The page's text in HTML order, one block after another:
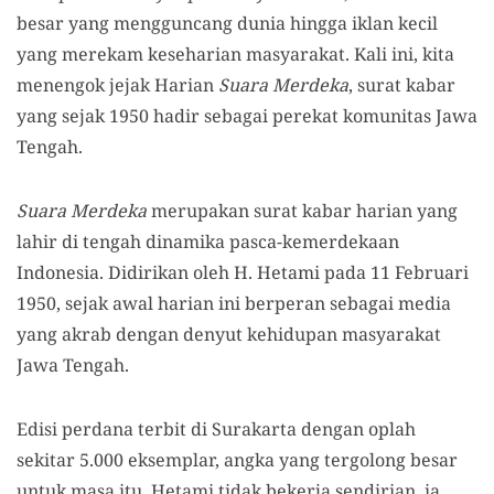
besar yang mengguncang dunia hingga iklan kecil
yang merekam keseharian masyarakat. Kali ini, kita
menengok jejak Harian Suara Merdeka, surat kabar
yang sejak 1950 hadir sebagai perekat komunitas Jawa
Tengah.
Suara Merdekamerupakan surat kabar harian yang
lahir di tengah dinamika pasca-kemerdekaan
Indonesia. Didirikan oleh H. Hetami pada 11 Februari
1950, sejak awal harian ini berperan sebagai media
yang akrab dengan denyut kehidupan masyarakat
Jawa Tengah.
Edisi perdana terbit di Surakarta dengan oplah
sekitar 5.000 eksemplar, angka yang tergolong besar